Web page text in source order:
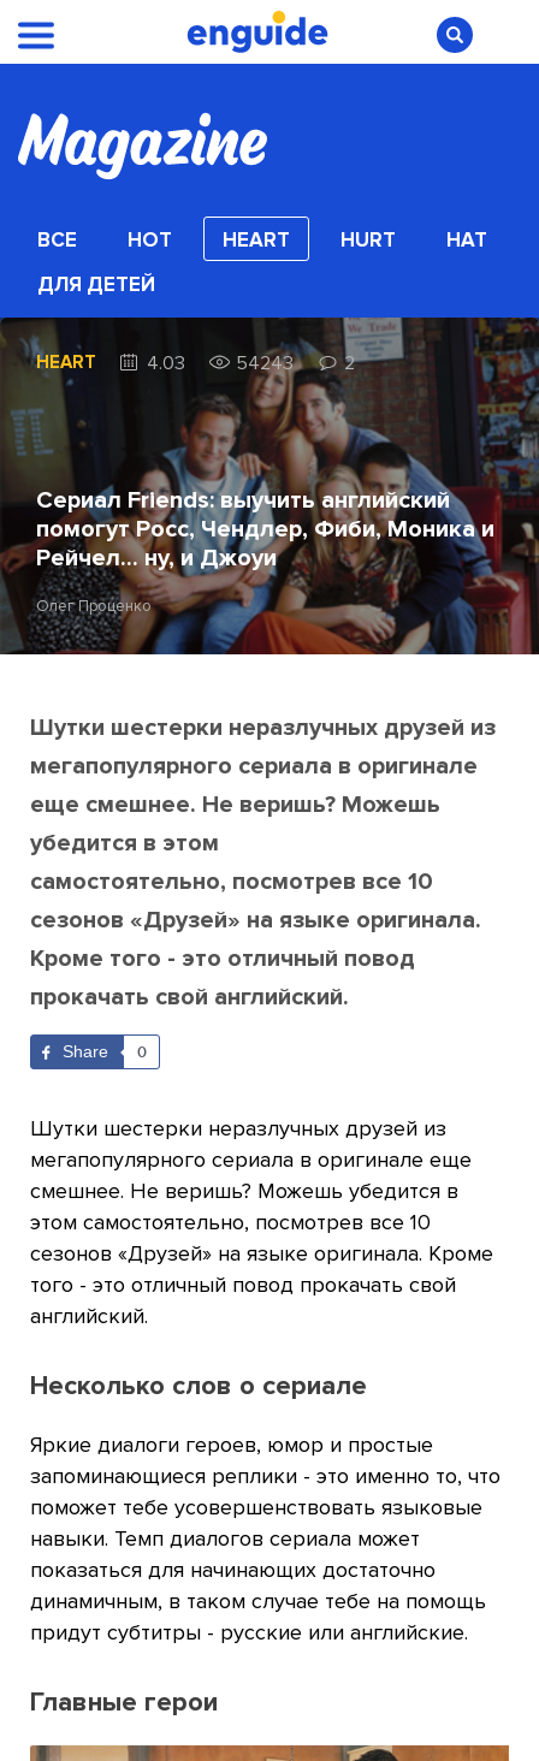
ВСЕ HOT HEART HURT
HAT
ДЛЯ ДЕТЕЙ
HEART 4.03 54243 2
Сериал Friends: выучить английский
помогут Росс, Чендлер, Фиби, Моника и
Рейчел... ну, и Джоуи
Олег Проценко
Шутки шестерки неразлучных друзей из
мегапопулярного сериала в оригинале
еще смешнее. Не веришь? Можешь
убедится в этом
самостоятельно, посмотрев все 10
сезонов «Друзей» на языке оригинала.
Кроме того - это отличный повод
прокачать свой английский.
Share 0
Шутки шестерки неразлучных друзей из
мегапопулярного сериала в оригинале еще
смешнее. Не веришь? Можешь убедится в
этом самостоятельно, посмотрев все 10
сезонов «Друзей» на языке оригинала. Кроме
того - это отличный повод прокачать свой
английский.
Несколько слов о сериале
Яркие диалоги героев, юмор и простые
запоминающиеся реплики - это именно то, что
поможет тебе усовершенствовать языковые
навыки. Темп диалогов сериала может
показаться для начинающих достаточно
динамичным, в таком случае тебе на помощь
придут субтитры - русские или английские.
Главные герои